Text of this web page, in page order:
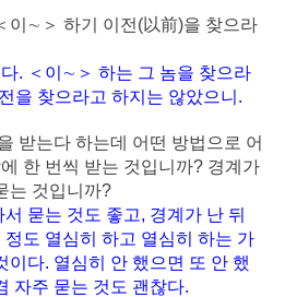
이∼＞ 하기 이전(以前)을 찾으라
. ＜이∼＞ 하는 그 놈을 찾으라
을 찾으라고 하지는 않았으니.
받는다 하는데 어떤 방법으로 어
한 번씩 받는 것입니까? 경계가
는 것입니까?
묻는 것도 좋고, 경계가 난 뒤
도 열심히 하고 열심히 하는 가
이다. 열심히 안 했으면 또 안 했
자주 묻는 것도 괜찮다.